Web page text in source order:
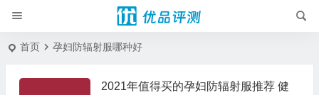
首页 孕妇防辐射服哪种好
2021年值得买的孕妇防辐射服推荐 健